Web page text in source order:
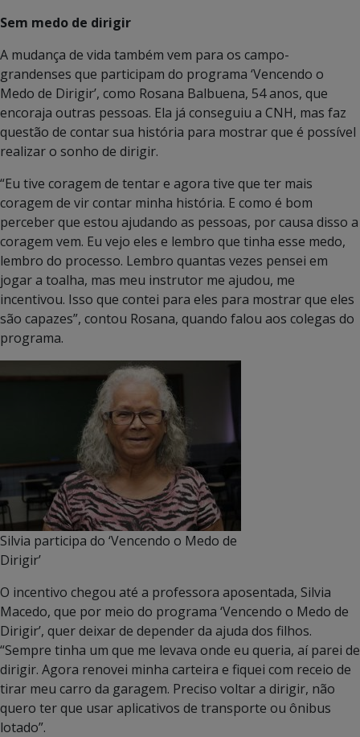
Sem medo de dirigir
A mudança de vida também vem para os campo-
grandenses que participam do programa ‘Vencendo o
Medo de Dirigir’, como Rosana Balbuena, 54 anos, que
encoraja outras pessoas. Ela já conseguiu a CNH, mas faz
questão de contar sua história para mostrar que é possível
realizar o sonho de dirigir.
“Eu tive coragem de tentar e agora tive que ter mais
coragem de vir contar minha história. E como é bom
perceber que estou ajudando as pessoas, por causa disso a
coragem vem. Eu vejo eles e lembro que tinha esse medo,
lembro do processo. Lembro quantas vezes pensei em
jogar a toalha, mas meu instrutor me ajudou, me
incentivou. Isso que contei para eles para mostrar que eles
são capazes”, contou Rosana, quando falou aos colegas do
programa.
Silvia participa do ‘Vencendo o Medo de
Dirigir’
O incentivo chegou até a professora aposentada, Silvia
Macedo, que por meio do programa ‘Vencendo o Medo de
Dirigir’, quer deixar de depender da ajuda dos filhos.
“Sempre tinha um que me levava onde eu queria, aí parei de
dirigir. Agora renovei minha carteira e fiquei com receio de
tirar meu carro da garagem. Preciso voltar a dirigir, não
quero ter que usar aplicativos de transporte ou ônibus
lotado”.